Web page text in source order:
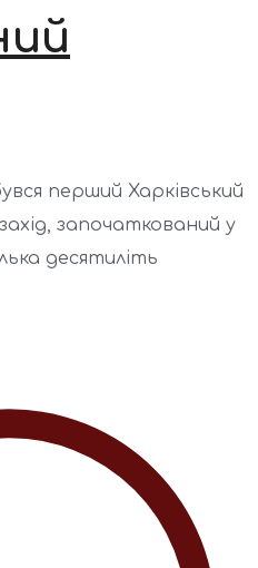
перший Харківський
започаткований у
десятиліть